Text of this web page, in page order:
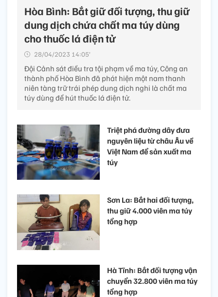
Hòa Bình: Bắt giữ đối tượng, thu giữ
dung dịch chứa chất ma túy dùng
cho thuốc lá điện tử
28/04/2023 14:05’
Đội Cảnh sát điều tra tội phạm về ma túy, Công an
thành phố Hòa Bình đã phát hiện một nam thanh
niên tàng trữ trái phép dung dịch nghi là chất ma
túy dùng để hút thuốc lá điện tử.
Triệt phá đường dây đưa
nguyên liệu từ châu Âu về
Việt Nam để sản xuất ma
túy
Sơn La: Bắt hai đối tượng,
thu giữ 4.000 viên ma túy
tổng hợp
Hà Tĩnh: Bắt đối tượng vận
chuyển 32.800 viên ma túy
tổng hợp